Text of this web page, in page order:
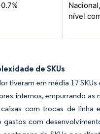
nível
de SKUs
tiveram em média 17
internos, empurrando
com trocas de
com